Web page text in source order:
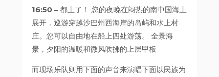
16:50 –都上了！ 您的夜晚在闷热的南中国海上
展开，巡游穿越沙巴州西海岸的岛屿和水上村
庄。您可以自由地在船上四处游荡。 全景海
景，夕阳的温暖和微风吹拂的上层甲板
而现场乐队则用下面的声音来演唱下面以民族为